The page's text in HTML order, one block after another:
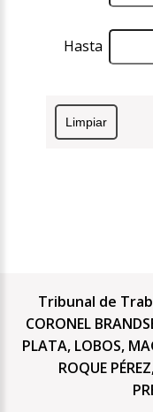
Hasta
Tribunal de
CORONEL
PLATA, LOBOS,
ROQUE